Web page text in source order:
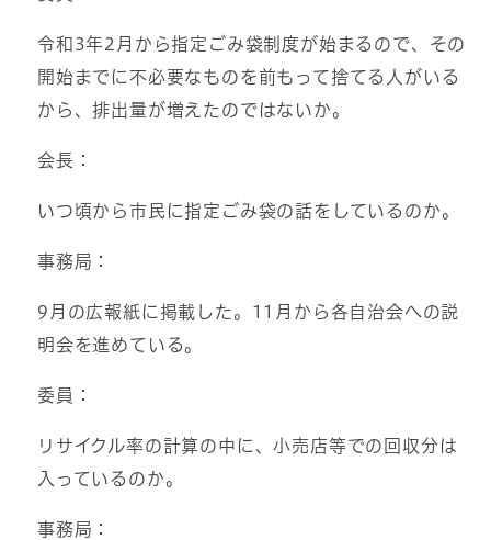
令和3年2月から指定ごみ袋制度が始まるので、その
開始までに不必要なものを前もって捨てる人がいる
から、排出量が増えたのではないか。
会長：
いつ頃から市民に指定ごみ袋の話をしているのか。
事務局：
9月の広報紙に掲載した。11月から各自治会への説
明会を進めている。
委員：
リサイクル率の計算の中に、小売店等での回収分は
入っているのか。
事務局：